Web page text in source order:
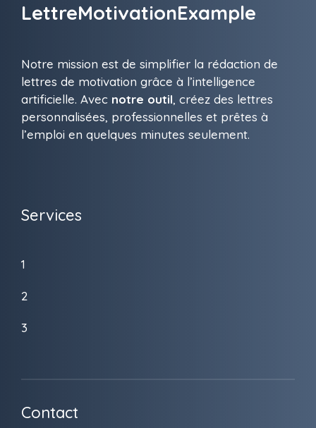
LettreMotivationExample
Notre mission est de simplifier la rédaction de
lettres de motivation grâce à l’intelligence
artificielle. Avec notre outil, créez des lettres
personnalisées, professionnelles et prêtes à
l’emploi en quelques minutes seulement.
Services
1
2
3
Contact